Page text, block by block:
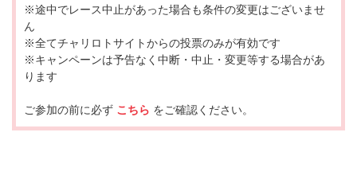
※途中でレース中止があった場合も条件の変更はございませ
ん
※全てチャリロトサイトからの投票のみが有効です
※キャンペーンは予告なく中断・中止・変更等する場合があ
ります
ご参加の前に必ず こちら をご確認ください。